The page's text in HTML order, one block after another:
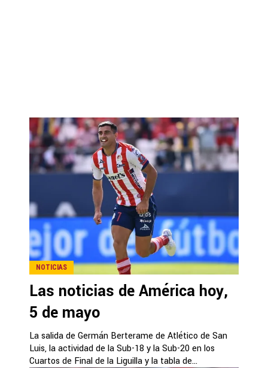
NOTICIAS
Las noticias de América hoy,
5 de mayo
La salida de Germán Berterame de Atlético de San
Luis, la actividad de la Sub-18 y la Sub-20 en los
Cuartos de Final de la Liguilla y la tabla de...